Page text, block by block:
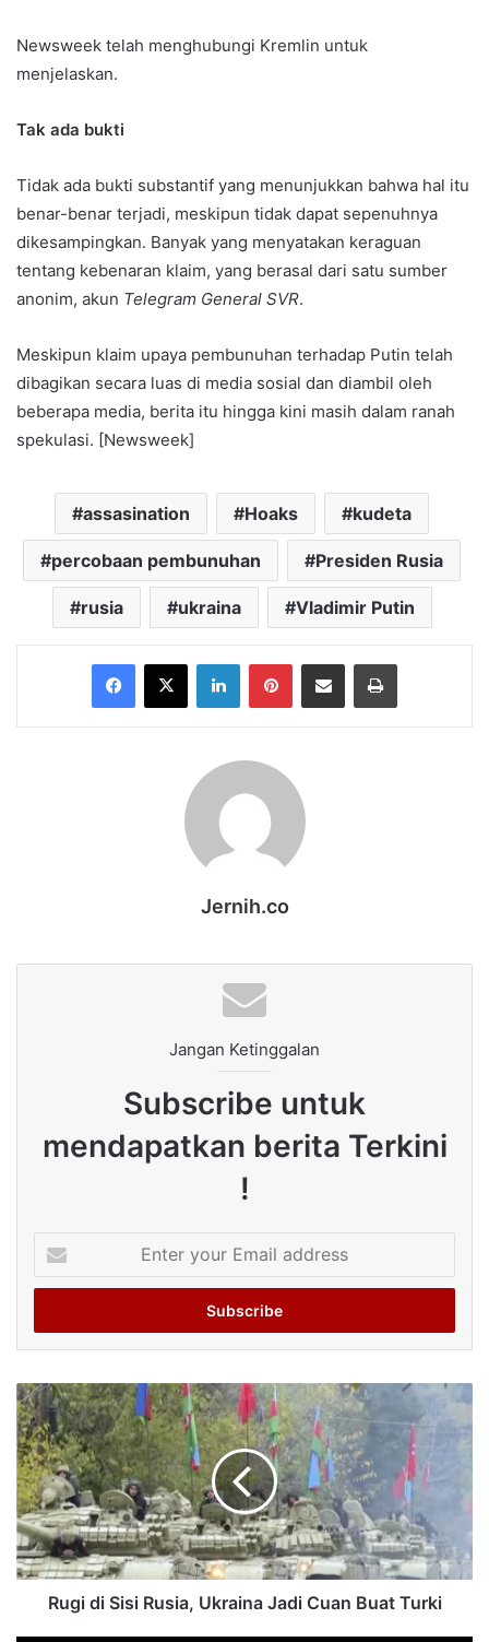
Newsweek telah menghubungi Kremlin untuk
menjelaskan.
Tak ada bukti
Tidak ada bukti substantif yang menunjukkan bahwa hal itu
benar-benar terjadi, meskipun tidak dapat sepenuhnya
dikesampingkan. Banyak yang menyatakan keraguan
tentang kebenaran klaim, yang berasal dari satu sumber
anonim, akun Telegram General SVR.
Meskipun klaim upaya pembunuhan terhadap Putin telah
dibagikan secara luas di media sosial dan diambil oleh
beberapa media, berita itu hingga kini masih dalam ranah
spekulasi. [Newsweek]
assasination Hoaks kudeta
percobaan pembunuhan Presiden Rusia
rusia ukraina Vladimir Putin
Facebook
X LinkedInPinterestShare via Email Print
Jernih.co
Jangan Ketinggalan
Subscribe untuk
mendapatkan berita Terkini
!
your
Email
Rugi di Sisi Rusia, Ukraina Jadi Cuan Buat Turki